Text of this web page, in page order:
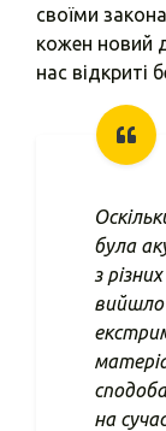
своїми
кожен новий
нас відкриті
була
з
вийшло
на